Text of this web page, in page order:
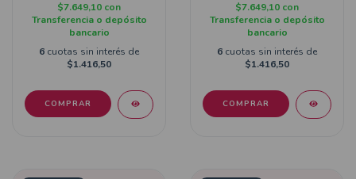
$7.649,10 con
Transferencia o depósito
bancario
6 cuotas sin interés de
$1.416,50
$7.649,10 con
Transferencia o depósito
bancario
6 cuotas sin interés de
$1.416,50